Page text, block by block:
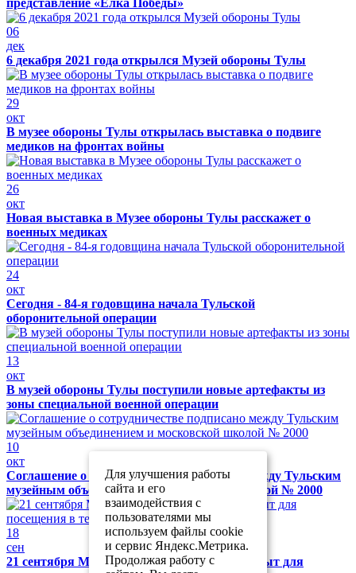
06
дек
6 декабря 2021 года открылся Музей обороны Тулы
29
окт
В музее обороны Тулы открылась выставка о подвиге
медиков на фронтах войны
26
окт
Новая выставка в Музее обороны Тулы расскажет о
военных медиках
24
окт
Сегодня - 84-я годовщина начала Тульской
оборонительной операции
13
окт
В музей обороны Тулы поступили новые артефакты из
зоны специальной военной операции
10
окт
Соглашение о сотрудничестве подписано между Тульским
музейным объединением и московской школой № 2000
18
сен
21 сентября Музей обороны Тулы будет закрыт для
Для улучшения работы
сайта и его
взаимодействия с
пользователями мы
используем файлы cookie
и сервис Яндекс.Метрика.
Продолжая работу с